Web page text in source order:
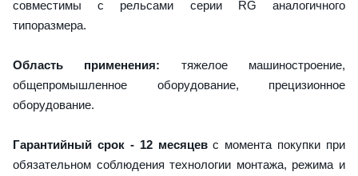
совместимы с рельсами серии RG аналогичного
типоразмера.
Область применения: тяжелое машиностроение,
общепромышленное оборудование, прецизионное
оборудование.
Гарантийный срок - 12 месяцевс момента покупки при
обязательном соблюдения технологии монтажа, режима и